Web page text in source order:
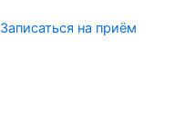
Записаться на приём